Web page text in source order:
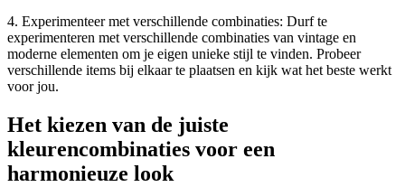
4. Experimenteer met verschillende combinaties: Durf te
experimenteren met verschillende combinaties van vintage en
moderne elementen om je eigen unieke stijl te vinden. Probeer
verschillende items bij elkaar te plaatsen en kijk wat het beste werkt
voor jou.
Het kiezen van de juiste
kleurencombinaties voor een
harmonieuze look